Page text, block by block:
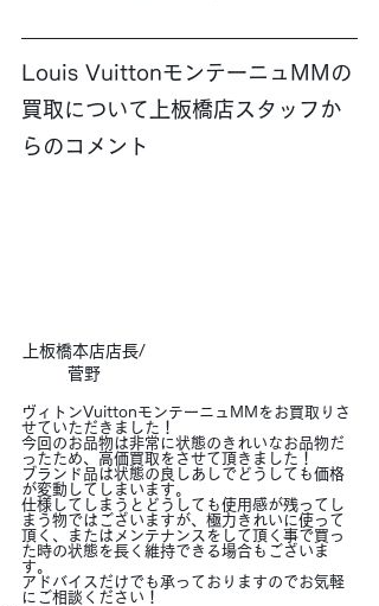
Louis VuittonモンテーニュMMの
買取について上板橋店スタッフか
らのコメント
上板橋本店店長/
菅野
ヴィトンVuittonモンテーニュMMをお買取りさ
せていただきました！
今回のお品物は非常に状態のきれいなお品物だ
ったため、高価買取をさせて頂きました！
ブランド品は状態の良しあしでどうしても価格
が変動してしまいます。
仕様してしまうとどうしても使用感が残ってし
まう物ではございますが、極力きれいに使って
頂く、またはメンテナンスをして頂く事で買っ
た時の状態を長く維持できる場合もございま
す。
アドバイスだけでも承っておりますのでお気軽
にご相談ください！